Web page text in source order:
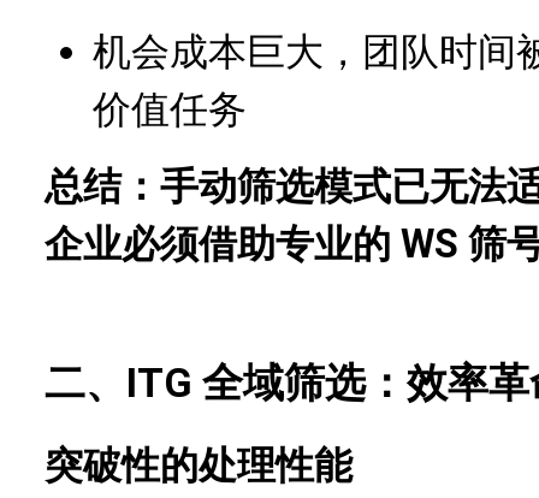
机会成本巨大，团队时间
价值任务
总结：手动筛选模式已无法
企业必须借助专业的 WS 筛
二、ITG 全域筛选：效率
突破性的处理性能